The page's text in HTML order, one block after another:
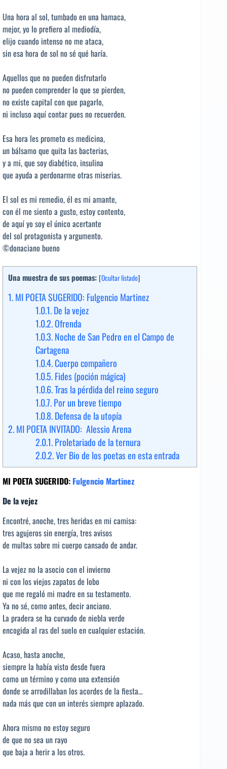
Una hora al sol, tumbado en una hamaca,
mejor, yo lo prefiero al mediodía,
elijo cuando intenso no me ataca,
sin esa hora de sol no sé qué haría.
Aquellos que no pueden disfrutarlo
no pueden comprender lo que se pierden,
no existe capital con que pagarlo,
ni incluso aquí contar pues no recuerden.
Esa hora les prometo es medicina,
un bálsamo que quita las bacterias,
y a mi, que soy diabético, insulina
que ayuda a perdonarme otras miserias.
El sol es mi remedio, él es mi amante,
con él me siento a gusto, estoy contento,
de aquí yo soy el único acertante
del sol protagonista y argumento.
©donaciano bueno
Una muestra de sus poemas: [Ocultar listado]
1.MI POETA SUGERIDO: Fulgencio Martinez
1.0.1.De la vejez
1.0.2.Ofrenda
1.0.3.Noche de San Pedro en el Campo de
Cartagena
1.0.4.Cuerpo compañero
1.0.5.Fides (poción mágica)
1.0.6.Tras la pérdida del reino seguro
1.0.7.Por un breve tiempo
1.0.8.Defensa de la utopía
2.MI POETA INVITADO: Alessio Arena
2.0.1.Proletariado de la ternura
2.0.2.Ver Bio de los poetas en esta entrada
MI POETA SUGERIDO: Fulgencio Martinez
De la vejez
Encontré, anoche, tres heridas en mi camisa:
tres agujeros sin energía, tres avisos
de multas sobre mi cuerpo cansado de andar.
La vejez no la asocio con el invierno
ni con los viejos zapatos de lobo
que me regaló mi madre en su testamento.
Ya no sé, como antes, decir anciano.
La pradera se ha curvado de niebla verde
encogida al ras del suelo en cualquier estación.
Acaso, hasta anoche,
siempre la había visto desde fuera
como un término y como una extensión
donde se arrodillaban los acordes de la fiesta…
nada más que con un interés siempre aplazado.
Ahora mismo no estoy seguro
de que no sea un rayo
que baja a herir a los otros.